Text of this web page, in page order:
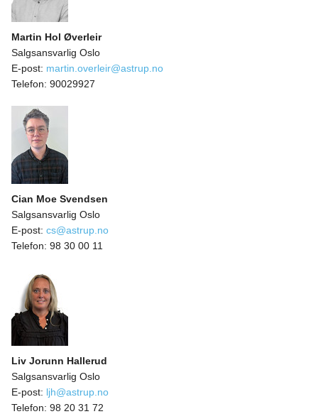
Martin Hol Øverleir
Salgsansvarlig Oslo
E-post: martin.overleir@astrup.no
Telefon: 90029927
Cian Moe Svendsen
Salgsansvarlig Oslo
E-post: cs@astrup.no
Telefon: 98 30 00 11
Liv Jorunn Hallerud
Salgsansvarlig Oslo
E-post: ljh@astrup.no
Telefon: 98 20 31 72